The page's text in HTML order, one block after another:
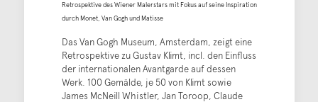
Retrospektive des Wiener Malerstars mit Fokus auf seine Inspiration
durch Monet, Van Gogh und Matisse
Das Van Gogh Museum, Amsterdam, zeigt eine
Retrospektive zu Gustav Klimt, incl. den Einfluss
der internationalen Avantgarde auf dessen
Werk. 100 Gemälde, je 50 von Klimt sowie
James McNeill Whistler, Jan Toroop, Claude